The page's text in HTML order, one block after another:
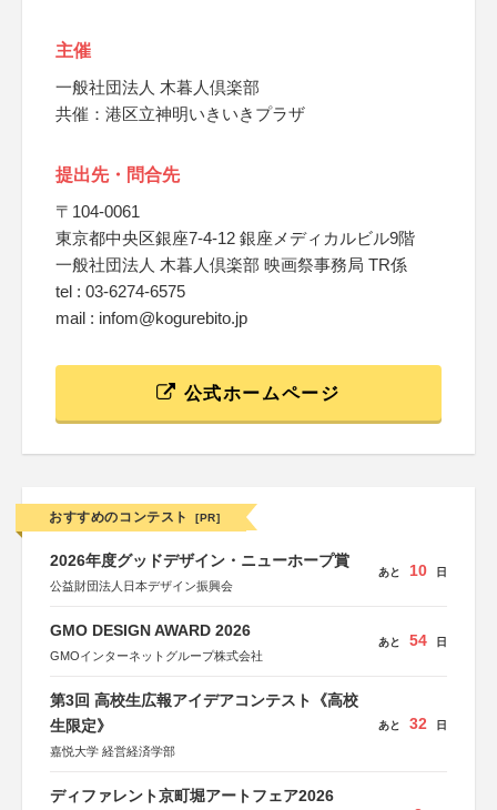
主催
一般社団法人 木暮人倶楽部
共催：港区立神明いきいきプラザ
提出先・問合先
〒104-0061
東京都中央区銀座7-4-12 銀座メディカルビル9階
一般社団法人 木暮人倶楽部 映画祭事務局 TR係
tel : 03-6274-6575
mail : infom@kogurebito.jp
公式ホームページ
おすすめのコンテスト [PR]
2026年度グッドデザイン・ニューホープ賞
公益財団法人日本デザイン振興会
あと 10 日
GMO DESIGN AWARD 2026
GMOインターネットグループ株式会社
あと 54 日
第3回 高校生広報アイデアコンテスト《高校
生限定》
嘉悦大学 経営経済学部
あと 32 日
ディファレント京町堀アートフェア2026